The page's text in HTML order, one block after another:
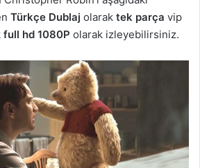
Türkçe Dublaj olarak tek parça vip
full hd 1080P olarak izleyebilirsiniz.